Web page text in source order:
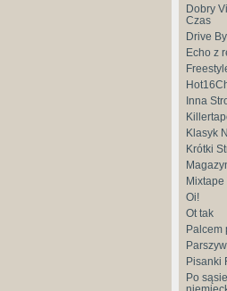
Dobry
Czas
Drive By
Echo z
Inna
Klasyk
Krótki
Oi!
Ot tak
Palcem
Pisanki
Po